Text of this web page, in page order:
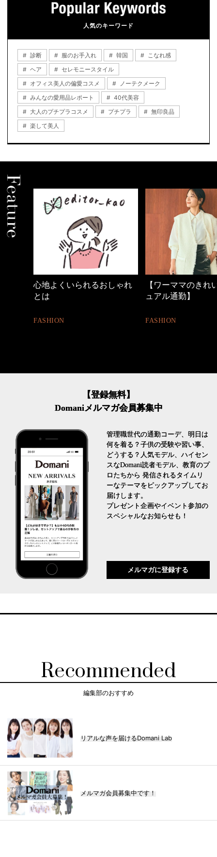
人気のキーワード
診断 服のお手入れ 韓国
こなれ感
ヘア
セレモニースタイル
オフィス美人の偏愛コスメ
ノーテクメーク
みんなの愛用品レポート
40代美容
大人のプチプラコスメ
プチプラ
無印良品
楽して美人
心地よくいられるおしゃれ
とは
FASHION
【ワーママのきれ
ュアル通勤】
FASHION
【登録無料】
Domaniメルマガ会員募集中
管理職世代の通勤コーデ、明日は
何を着る？子供の受験や習い事、
どうする？人気モデル、ハイセン
スなDomani読者モデル、教育のプ
ロたちから 発信されるタイムリ
ーなテーマをピックアップしてお
届けします。
プレゼント企画やイベント参加の
スペシャルなお知らせも！
メルマガに登録する
Recommended
編集部のおすすめ
リアルな声を届けるDomani Lab
メルマガ会員募集中です！